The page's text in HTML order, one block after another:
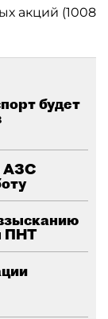
акций (1008
будет
АЗС
ПНТ